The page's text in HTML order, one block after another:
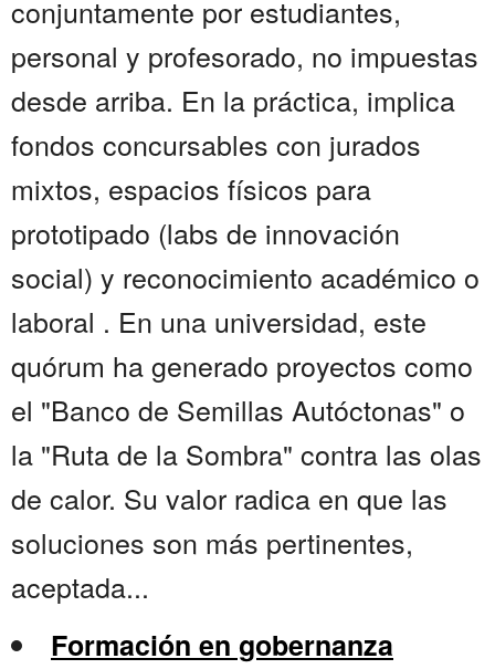
conjuntamente por estudiantes,
personal y profesorado, no impuestas
desde arriba. En la práctica, implica
fondos concursables con jurados
mixtos, espacios físicos para
prototipado (labs de innovación
social) y reconocimiento académico o
laboral . En una universidad, este
quórum ha generado proyectos como
el "Banco de Semillas Autóctonas" o
la "Ruta de la Sombra" contra las olas
de calor. Su valor radica en que las
soluciones son más pertinentes,
aceptada...
Formación en gobernanza